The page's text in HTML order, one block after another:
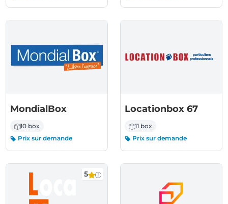
MondialBox
10 box
Prix sur demande
Locationbox 67
11 box
Prix sur demande
5